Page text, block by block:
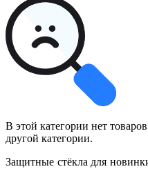
В этой категории нет
другой категории.
Защитные стёкла для